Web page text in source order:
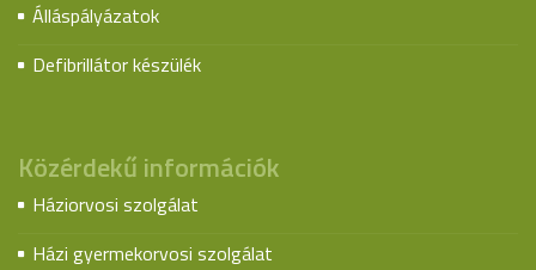
Álláspályázatok
Defibrillátor készülék
Közérdekű információk
Háziorvosi szolgálat
Házi gyermekorvosi szolgálat